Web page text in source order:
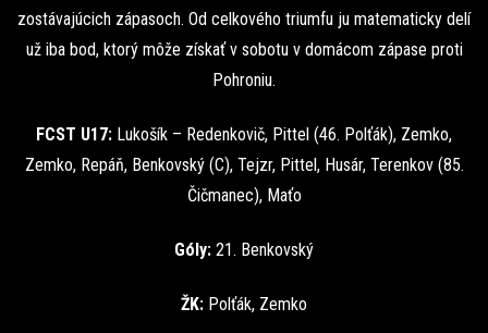
zostávajúcich zápasoch. Od celkového triumfu ju matematicky delí
už iba bod, ktorý môže získať v sobotu v domácom zápase proti
Pohroniu.
FCST U17: Lukošík – Redenkovič, Pittel (46. Polťák), Zemko,
Zemko, Repáň, Benkovský (C), Tejzr, Pittel, Husár, Terenkov (85.
Čičmanec), Maťo
Góly: 21. Benkovský
ŽK: Polťák, Zemko